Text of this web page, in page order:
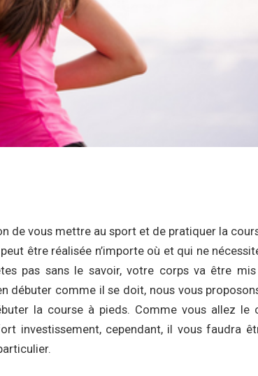
de vous mettre au sport et de pratiquer la
être réalisée n’importe où et qui ne
pas sans le savoir, votre corps va être
débuter comme il se doit, nous vous
la course à pieds. Comme vous allez le
investissement, cependant, il vous faudra